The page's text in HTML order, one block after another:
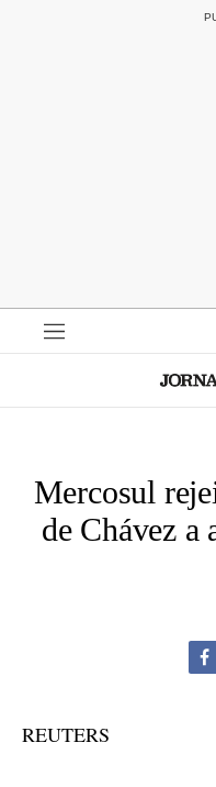
Mercosul
de Chávez a
REUTERS